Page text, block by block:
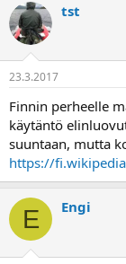
tst
23.3.2017
Finnin perheelle
käytäntö
suuntaan, mutta
https://
E Engi